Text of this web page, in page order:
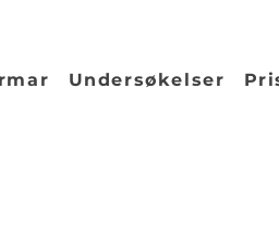
Undersøkelser